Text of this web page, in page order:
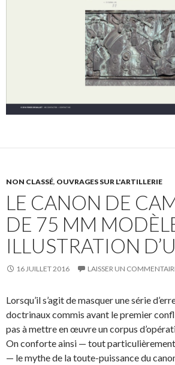
NON CLASSÉ, OUVRAGES SUR L'ARTILLERIE
LE CANON DE
DE 75 MM
ILLUSTRATION
16 JUILLET 2016 LAISSER UN
Lorsqu’il s’agit de masquer une série
doctrinaux commis avant le premier
pas à mettre en œuvre un corpus
On conforte ainsi — tout
— le mythe de la toute-puissance du